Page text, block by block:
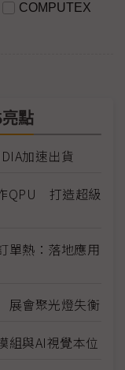
COMPUTEX
點
加速出貨
QPU 打造超級
單熱：落地應用
展會聚光燈失衡
組與AI視覺本位